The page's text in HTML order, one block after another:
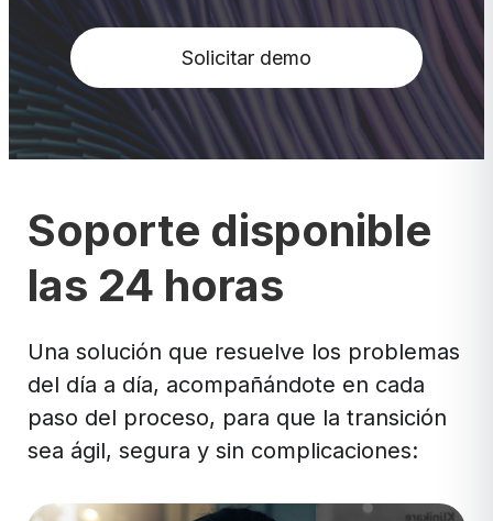
Solicitar demo
Soporte disponible
las 24 horas
Una solución que resuelve los problemas
del día a día, acompañándote en cada
paso del proceso, para que la transición
sea ágil, segura y sin complicaciones: